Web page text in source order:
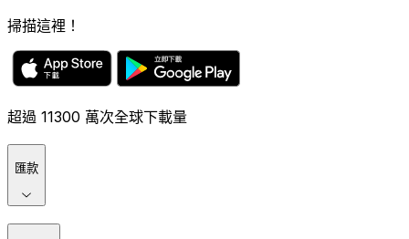
掃描這裡！
超過 11300 萬次全球下載量
匯款